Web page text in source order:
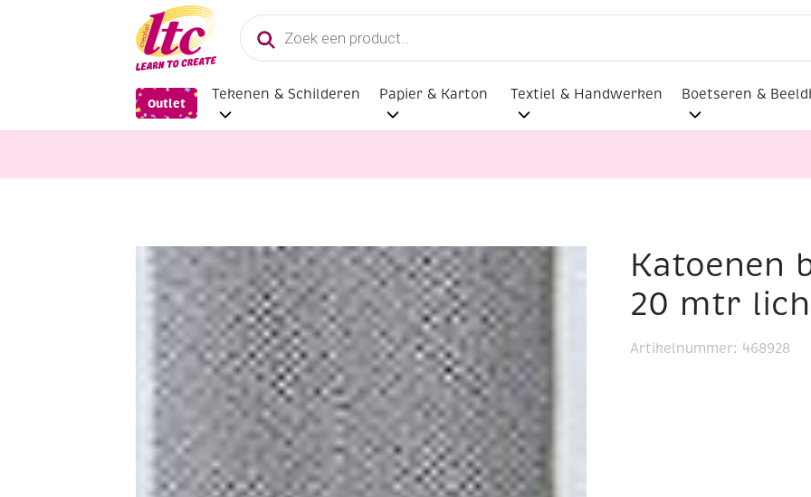
Producten
zoeken
Outlet
Tekenen & Schilderen Papier & Karton Textiel & Handwerken Boetseren &
Fournituren Katoenen biaisband 20mm 20 mtr lichtgrijs
Katoenen
20 mtr
Artikelnummer: 468928